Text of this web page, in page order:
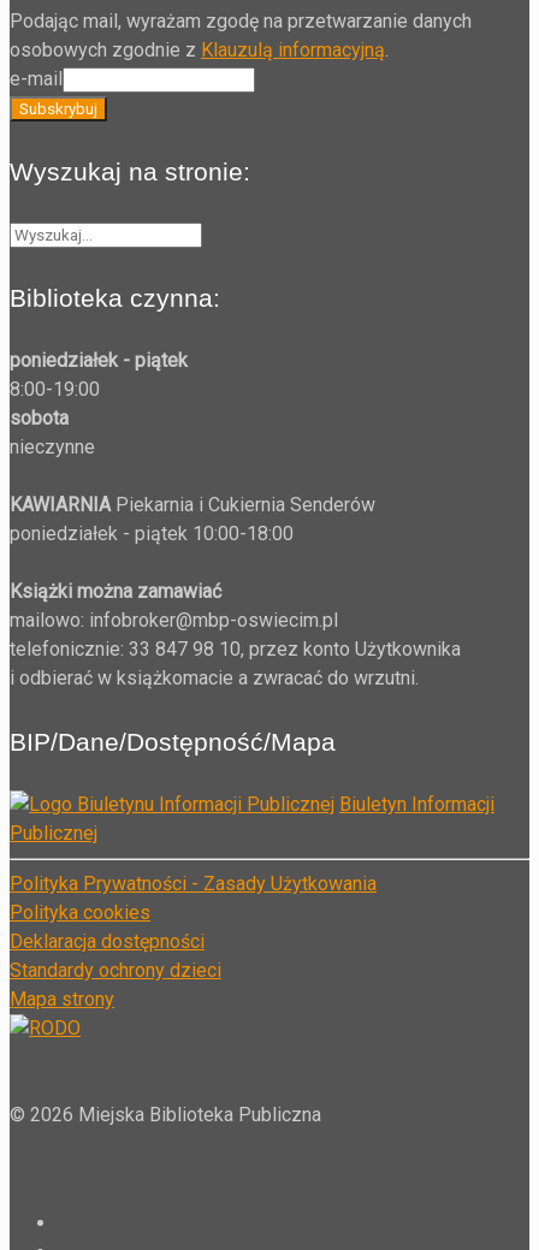
Podając mail, wyrażam zgodę na przetwarzanie danych
osobowych zgodnie z Klauzulą informacyjną.
e-mail
Wyszukaj na stronie:
Biblioteka czynna:
poniedziałek - piątek
8:00-19:00
sobota
nieczynne
KAWIARNIA Piekarnia i Cukiernia Senderów
poniedziałek - piątek 10:00-18:00
Książki można zamawiać
mailowo: infobroker@mbp-oswiecim.pl
telefonicznie: 33 847 98 10, przez konto Użytkownika
i odbierać w książkomacie a zwracać do wrzutni.
BIP/Dane/Dostępność/Mapa
Biuletyn Informacji
Publicznej
Polityka Prywatności - Zasady Użytkowania
Polityka cookies
Deklaracja dostępności
Standardy ochrony dzieci
Mapa strony
© 2026 Miejska Biblioteka Publiczna